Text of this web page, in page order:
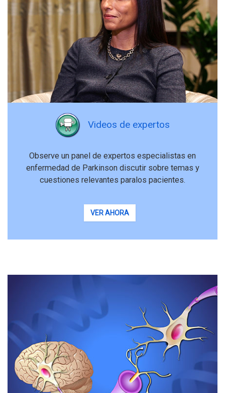
Videos de expertos
Observe un panel de expertos especialistas en
enfermedad de Parkinson discutir sobre temas y
cuestiones relevantes paralos pacientes.
VER AHORA